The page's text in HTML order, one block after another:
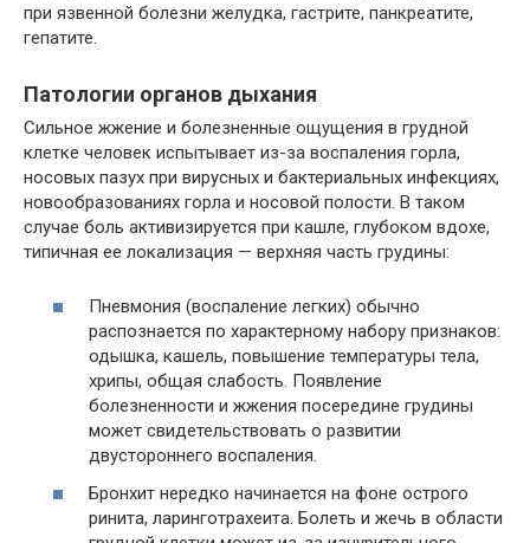
при язвенной болезни желудка, гастрите, панкреатите,
гепатите.
Патологии органов дыхания
Сильное жжение и болезненные ощущения в грудной
клетке человек испытывает из-за воспаления горла,
носовых пазух при вирусных и бактериальных инфекциях,
новообразованиях горла и носовой полости. В таком
случае боль активизируется при кашле, глубоком вдохе,
типичная ее локализация — верхняя часть грудины:
Пневмония (воспаление легких) обычно
распознается по характерному набору признаков:
одышка, кашель, повышение температуры тела,
хрипы, общая слабость. Появление
болезненности и жжения посередине грудины
может свидетельствовать о развитии
двустороннего воспаления.
Бронхит нередко начинается на фоне острого
ринита, ларинготрахеита. Болеть и жечь в области